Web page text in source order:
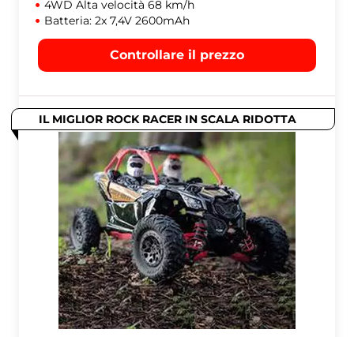
4WD Alta velocità 68 km/h
Batteria: 2x 7,4V 2600mAh
Controllare il prezzo
IL MIGLIOR ROCK RACER IN SCALA RIDOTTA